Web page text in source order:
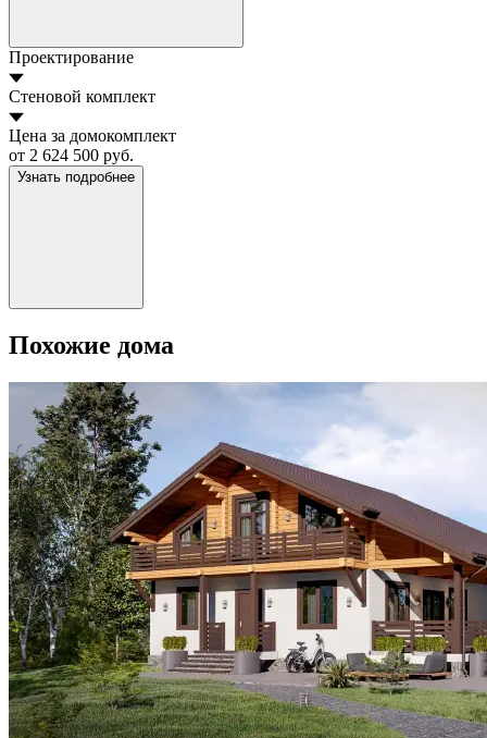
Проектирование
Стеновой комплект
Цена за домокомплект
от 2 624 500 руб.
Узнать подробнее
Похожие дома